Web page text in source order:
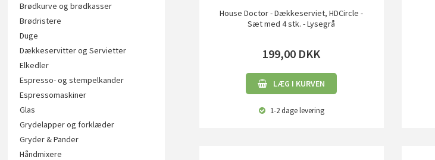
Brødkurve og brødkasser
Brødristere
Duge
Dækkeservitter og Servietter
Elkedler
Espresso- og stempelkander
Espressomaskiner
Glas
Grydelapper og forklæder
Gryder & Pander
Håndmixere
House Doctor - Dækkeserviet, HDCircle -
Sæt med 4 stk. - Lysegrå
199,00 DKK
LÆG I KURVEN
1-2 dagelevering